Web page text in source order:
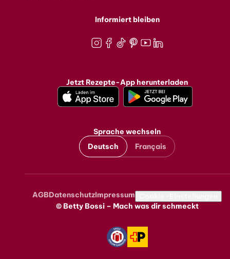
Informiert bleiben
Jetzt Rezepte-App herunterladen
Sprache wechseln
Deutsch
Français
Metanavigation
AGBDatenschutzImpressum
© Betty Bossi – Mach was dir schmeckt